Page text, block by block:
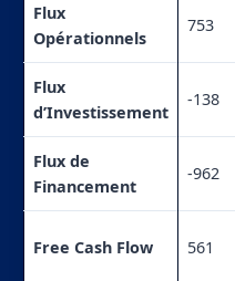
Flux
Opérationnels
753
Flux
d’Investissement
-138
Flux de
Financement
-962
Free Cash Flow 561